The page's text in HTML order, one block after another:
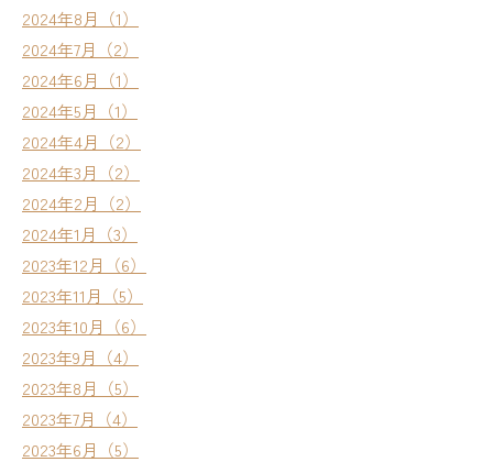
2024年8月（1）
2024年7月（2）
2024年6月（1）
2024年5月（1）
2024年4月（2）
2024年3月（2）
2024年2月（2）
2024年1月（3）
2023年12月（6）
2023年11月（5）
2023年10月（6）
2023年9月（4）
2023年8月（5）
2023年7月（4）
2023年6月（5）